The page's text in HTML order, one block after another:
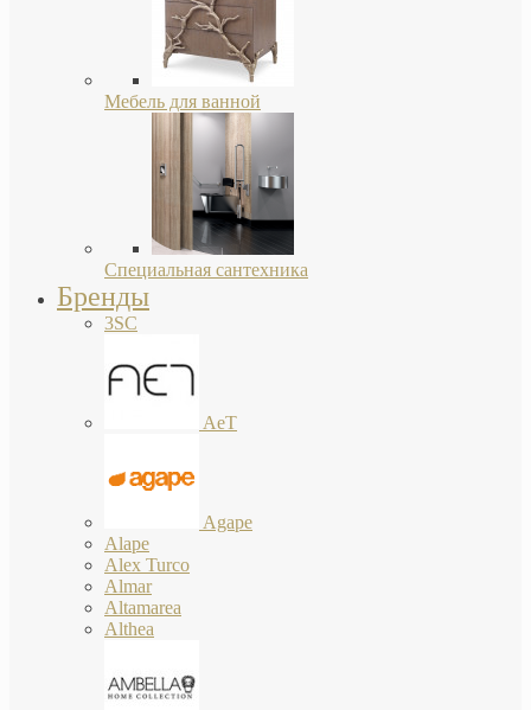
Мебель для ванной
Специальная сантехника
Бренды
3SC
AeT
Agape
Alape
Alex Turco
Almar
Altamarea
Althea